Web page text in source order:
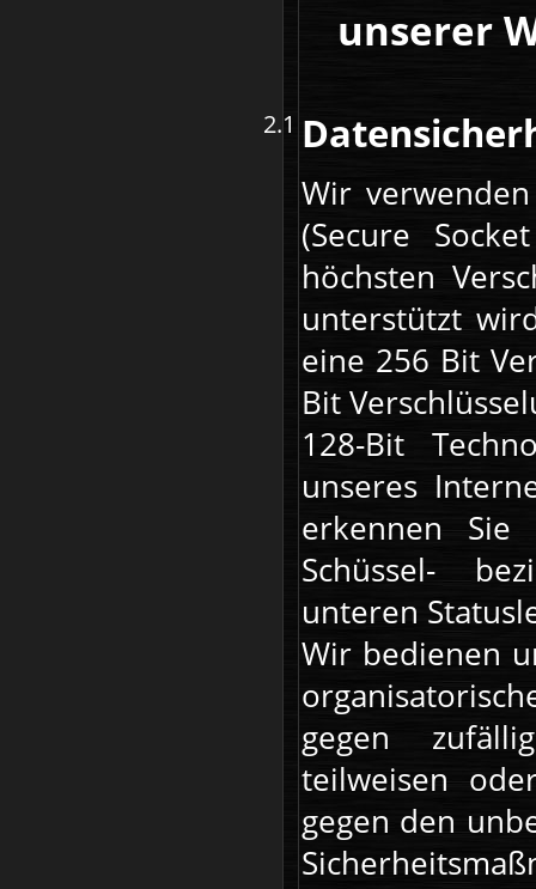
unserer
Wir
(Secure
höchsten
unterstützt
eine 256 Bit
Bit
128-Bit
unseres
erkennen Sie
Schüssel-
unteren
Wir bedienen
gegen
teilweisen
gegen den